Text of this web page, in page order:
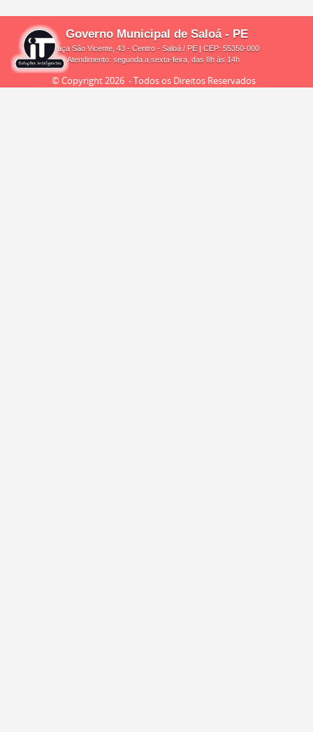
Governo Municipal de Saloá - PE
Praça São Vicente, 43 - Centro - Saloá / PE | CEP: 55350-000
Atendimento: segunda a sexta-feira, das 8h às 14h
© Copyright2026 - Todos os Direitos Reservados